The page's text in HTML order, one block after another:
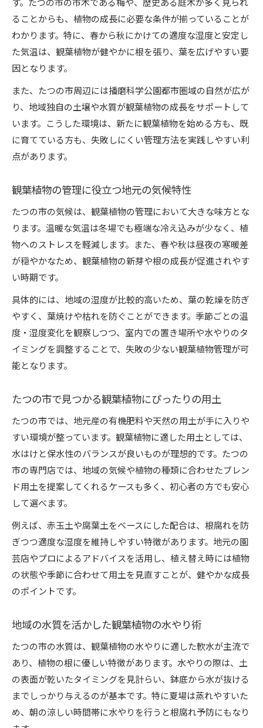
ることからも、植物の成長に必要な条件が揃っていることが
わかります。特に、春から秋にかけての適度な湿度と安定し
た気温は、観葉植物が健やかに根を張り、葉を広げやすい要
因となります。
また、たつの市周辺には播磨科学公園都市圏域の自然が広が
り、地域独自の土壌や水質が観葉植物の成長をサポートして
います。こうした環境は、新たに観葉植物を始める方も、既
に育てている方も、失敗しにくい管理方法を実践しやすい利
点があります。
観葉植物の管理に役立つ地元の気候特性
たつの市の気候は、観葉植物の管理において大きな味方とな
ります。温暖な気温は冬場でも極端な冷え込みが少なく、植
物へのストレスを軽減します。また、春や秋は昼夜の寒暖差
が穏やかなため、観葉植物の新芽や根の成長が促進されやす
い時期です。
具体的には、地域の湿度が比較的高いため、葉の乾燥を防ぎ
やすく、葉焼けや枯れを防ぐことができます。季節ごとの温
度・湿度変化を観察しつつ、室内での置き場所や水やりのタ
イミングを調整することで、失敗の少ない観葉植物管理が可
能となります。
たつの市で見つかる観葉植物にぴったりの用土
たつの市では、地元産の有機肥料や天然の用土が手に入りや
すい環境が整っています。観葉植物に適した用土としては、
水はけと保水性のバランスが良いものが理想的です。たつの
市の専門店では、地域の気候や植物の種類に合わせたブレン
ド用土を提案してくれるケースも多く、初心者の方でも安心
して選べます。
例えば、赤玉土や腐葉土をベースにした配合は、根腐れを防
ぎつつ適度な湿度を維持しやすい特徴があります。地元の園
芸店やプロによるアドバイスを活用し、植え替え時には植物
の状態や季節に合わせて用土を見直すことが、健やかな成長
のポイントです。
地域の水質を活かした観葉植物の水やり術
たつの市の水質は、観葉植物の水やりに適した軟水が主流で
あり、植物の根に優しい特徴があります。水やりの際は、土
の表面が乾いたタイミングを見計らい、鉢底から水が抜ける
までしっかり与えるのが基本です。特に夏場は蒸れやすいた
め、朝の涼しい時間帯に水やりを行うと根腐れ予防にもなり